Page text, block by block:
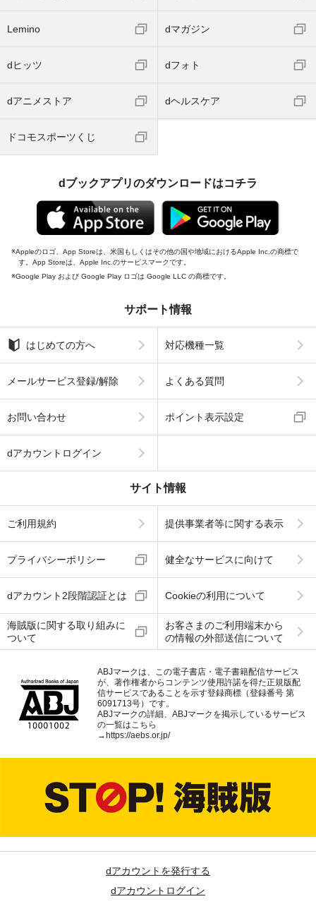
Lemino dマガジン
dヒッツ dフォト
dアニメストア dヘルスケア
ドコモスポーツくじ
dブックアプリのダウンロードはコチラ
Appleのロゴ、App Storeは、米国もしくはその他の国や地域におけるApple Inc.の商標で
す。App Storeは、Apple Inc.のサービスマークです。
Google Play および Google Play ロゴは Google LLC の商標です。
サポート情報
はじめての方へ 対応機種一覧
メールサービス登録/解除 よくある質問
お問い合わせ ポイント表示設定
dアカウントログイン
サイト情報
ご利用規約 提供事業者等に関する表示
プライバシーポリシー 健全なサービスに向けて
dアカウント2段階認証とは Cookieの利用について
海賊版に関する取り組みに
ついて
お客さまのご利用端末から
の情報の外部送信について
ABJマークは、この電子書店・電子書籍配信サービス
が、著作権者からコンテンツ使用許諾を得た正規版配
信サービスであることを示す登録商標（登録番号 第
6091713号）です。
ABJマークの詳細、ABJマークを掲示しているサービス
の一覧はこちら
→ https://aebs.or.jp/
dアカウントを発行する
dアカウントログイン